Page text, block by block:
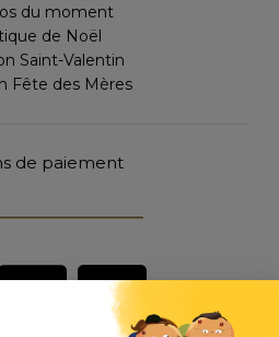
du moment
de Noël
Saint-Valentin
Fête des Mères
de paiement